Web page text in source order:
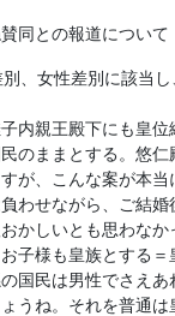
同との報道について
、女性差別に該当
内親王殿下にも皇位
のままとする。悠仁
が、こんな案が本当
わせながら、ご結婚
かしいとも思わなか
子様も皇族とする＝
国民は男性でさえあ
うね。それを普通は